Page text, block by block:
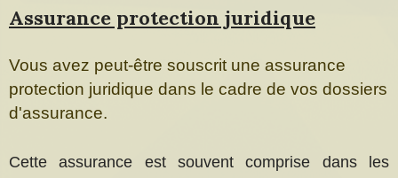
Assurance protection juridique
Vous avez peut-être souscrit une assurance
protection juridique dans le cadre de vos dossiers
d'assurance.
Cette assurance est souvent comprise dans les